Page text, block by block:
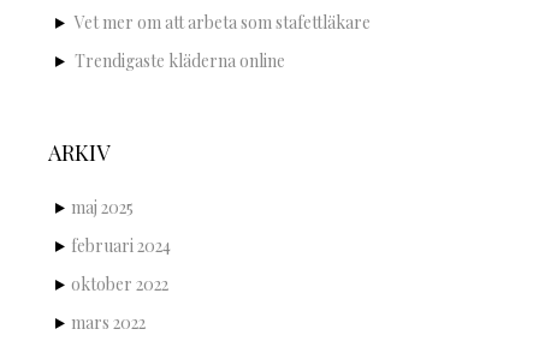
Vet mer om att arbeta som stafettläkare
Trendigaste kläderna online
ARKIV
maj 2025
februari 2024
oktober 2022
mars 2022